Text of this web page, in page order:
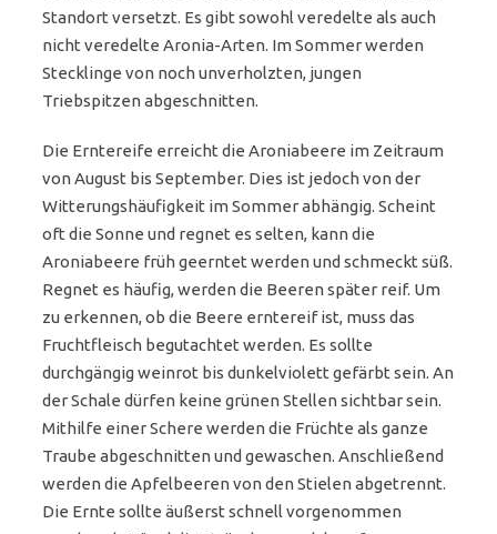
Standort versetzt. Es gibt sowohl veredelte als auch
nicht veredelte Aronia-Arten. Im Sommer werden
Stecklinge von noch unverholzten, jungen
Triebspitzen abgeschnitten.
Die Erntereife erreicht die Aroniabeere im Zeitraum
von August bis September. Dies ist jedoch von der
Witterungshäufigkeit im Sommer abhängig. Scheint
oft die Sonne und regnet es selten, kann die
Aroniabeere früh geerntet werden und schmeckt süß.
Regnet es häufig, werden die Beeren später reif. Um
zu erkennen, ob die Beere erntereif ist, muss das
Fruchtfleisch begutachtet werden. Es sollte
durchgängig weinrot bis dunkelviolett gefärbt sein. An
der Schale dürfen keine grünen Stellen sichtbar sein.
Mithilfe einer Schere werden die Früchte als ganze
Traube abgeschnitten und gewaschen. Anschließend
werden die Apfelbeeren von den Stielen abgetrennt.
Die Ernte sollte äußerst schnell vorgenommen